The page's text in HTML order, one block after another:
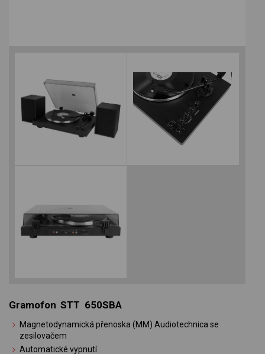
Gramofon STT 650SBA
Magnetodynamická přenoska (MM) Audiotechnica se
zesilovačem
Automatické vypnutí